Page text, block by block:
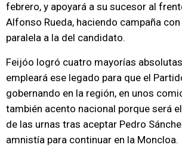
febrero, y apoyará a su sucesor al
Alfonso Rueda, haciendo campaña
paralela a la del candidato.
Feijóo logró cuatro mayorías
empleará ese legado para que el
gobernando en la región, en unos
también acento nacional porque será
de las urnas tras aceptar Pedro
amnistía para continuar en la Moncloa.